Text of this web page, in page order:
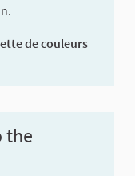
de couleurs
the